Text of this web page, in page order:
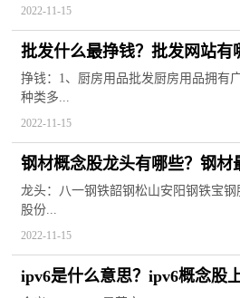
2022-11-15
批发什么最挣钱？批发网站有
挣钱：1、厨房用品批发厨房用品拥有
种类多...
2022-11-15
钢材概念股龙头有哪些？钢材
龙头：八一钢铁韶钢松山安阳钢铁宝
股份...
2022-11-15
ipv6是什么意思？ipv6概念股